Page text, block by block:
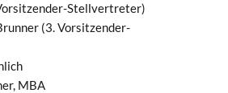
Stellvertreter)
(3. Vorsitzender-
MBA